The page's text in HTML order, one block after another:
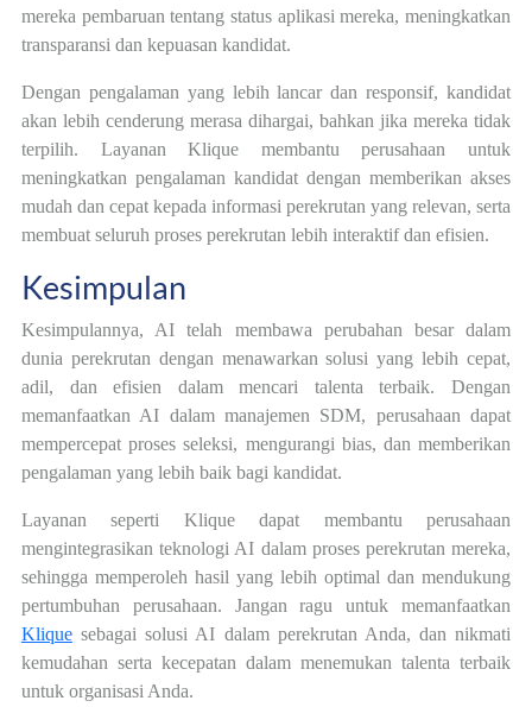
mereka pembaruan tentang status aplikasi mereka, meningkatkan
transparansi dan kepuasan kandidat.
Dengan pengalaman yang lebih lancar dan responsif, kandidat
akan lebih cenderung merasa dihargai, bahkan jika mereka tidak
terpilih. Layanan Klique membantu perusahaan untuk
meningkatkan pengalaman kandidat dengan memberikan akses
mudah dan cepat kepada informasi perekrutan yang relevan, serta
membuat seluruh proses perekrutan lebih interaktif dan efisien.
Kesimpulan
Kesimpulannya, AI telah membawa perubahan besar dalam
dunia perekrutan dengan menawarkan solusi yang lebih cepat,
adil, dan efisien dalam mencari talenta terbaik. Dengan
memanfaatkan AI dalam manajemen SDM, perusahaan dapat
mempercepat proses seleksi, mengurangi bias, dan memberikan
pengalaman yang lebih baik bagi kandidat.
Layanan seperti Klique dapat membantu perusahaan
mengintegrasikan teknologi AI dalam proses perekrutan mereka,
sehingga memperoleh hasil yang lebih optimal dan mendukung
pertumbuhan perusahaan. Jangan ragu untuk memanfaatkan
Kliquesebagai solusi AI dalam perekrutan Anda, dan nikmati
kemudahan serta kecepatan dalam menemukan talenta terbaik
untuk organisasi Anda.